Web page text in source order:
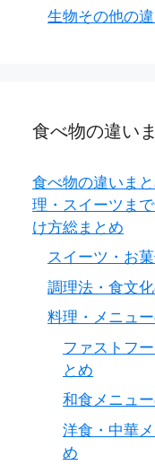
at the conference.
生物その他の
食べ物の違い
食べ物の違いま
理・スイーツま
け方総まとめ
スイーツ・お
調理法・食文
料理・メニュ
ファストフ
とめ
和食メニュ
洋食・中華
め